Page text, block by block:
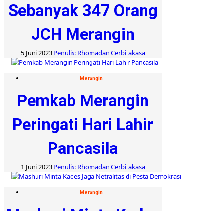
Sebanyak 347 Orang
JCH Merangin
5 Juni 2023 Penulis: Rhomadan Cerbitakasa
Merangin
Pemkab Merangin
Peringati Hari Lahir
Pancasila
1 Juni 2023 Penulis: Rhomadan Cerbitakasa
Merangin